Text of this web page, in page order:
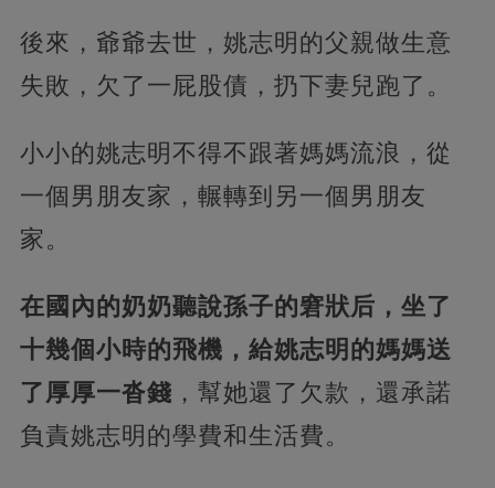
後來，爺爺去世，姚志明的父親做生意
失敗，欠了一屁股債，扔下妻兒跑了。
小小的姚志明不得不跟著媽媽流浪，從
一個男朋友家，輾轉到另一個男朋友
家。
在國內的奶奶聽說孫子的窘狀后，坐了
十幾個小時的飛機，給姚志明的媽媽送
了厚厚一沓錢 ，幫她還了欠款，還承諾
負責姚志明的學費和生活費。